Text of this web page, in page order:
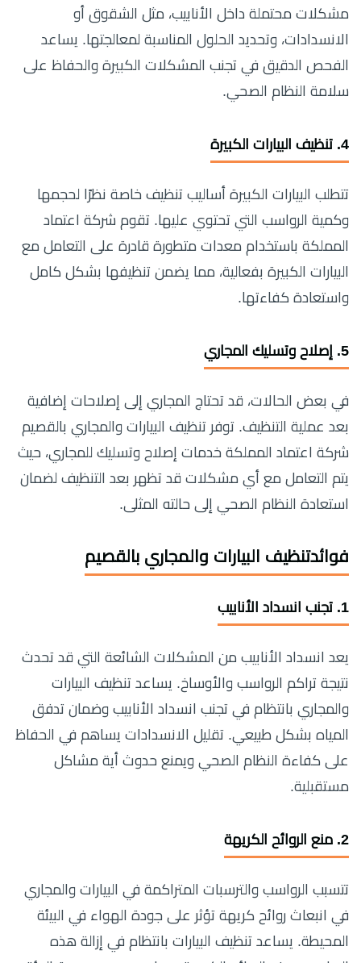
مشكلات محتملة داخل الأنابيب، مثل الشقوق أو
الانسدادات، وتحديد الحلول المناسبة لمعالجتها. يساعد
الفحص الدقيق في تجنب المشكلات الكبيرة والحفاظ على
سلامة النظام الصحي.
4. تنظيف البيارات الكبيرة
تتطلب البيارات الكبيرة أساليب تنظيف خاصة نظرًا لحجمها
وكمية الرواسب التي تحتوي عليها. تقوم شركة اعتماد
المملكة باستخدام معدات متطورة قادرة على التعامل مع
البيارات الكبيرة بفعالية، مما يضمن تنظيفها بشكل كامل
واستعادة كفاءتها.
5. إصلاح وتسليك المجاري
في بعض الحالات، قد تحتاج المجاري إلى إصلاحات إضافية
بعد عملية التنظيف. توفر تنظيف البيارات والمجاري بالقصيم
شركة اعتماد المملكة خدمات إصلاح وتسليك للمجاري، حيث
يتم التعامل مع أي مشكلات قد تظهر بعد التنظيف لضمان
استعادة النظام الصحي إلى حالته المثلى.
فوائدتنظيف البيارات والمجاري بالقصيم
1. تجنب انسداد الأنابيب
يعد انسداد الأنابيب من المشكلات الشائعة التي قد تحدث
نتيجة تراكم الرواسب والأوساخ. يساعد تنظيف البيارات
والمجاري بانتظام في تجنب انسداد الأنابيب وضمان تدفق
المياه بشكل طبيعي. تقليل الانسدادات يساهم في الحفاظ
على كفاءة النظام الصحي ويمنع حدوث أية مشاكل
مستقبلية.
2. منع الروائح الكريهة
تتسبب الرواسب والترسبات المتراكمة في البيارات والمجاري
في انبعاث روائح كريهة تؤثر على جودة الهواء في البيئة
المحيطة. يساعد تنظيف البيارات بانتظام في إزالة هذه